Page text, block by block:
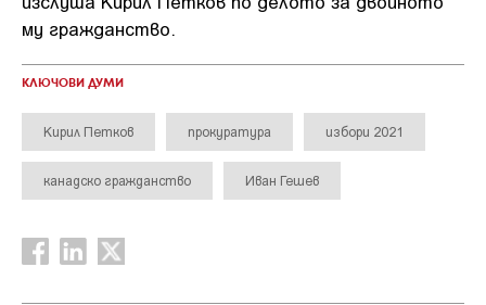
му гражданство.
КЛЮЧОВИ ДУМИ
Кирил Петков прокуратура избори 2021
канадско гражданство Иван Гешев